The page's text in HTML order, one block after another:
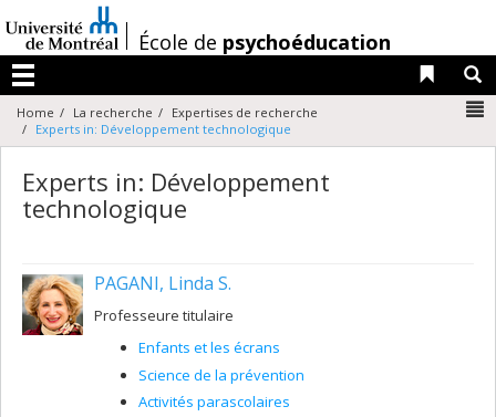
au
contenu
/École de psychoéducation
Menu
Liens
Home La recherche
Expertises de recherche
Experts in: Développement technologique
Experts in: Développement
technologique
PAGANI, Linda S.
Professeure titulaire
Enfants et les écrans
Science de la prévention
Activités parascolaires